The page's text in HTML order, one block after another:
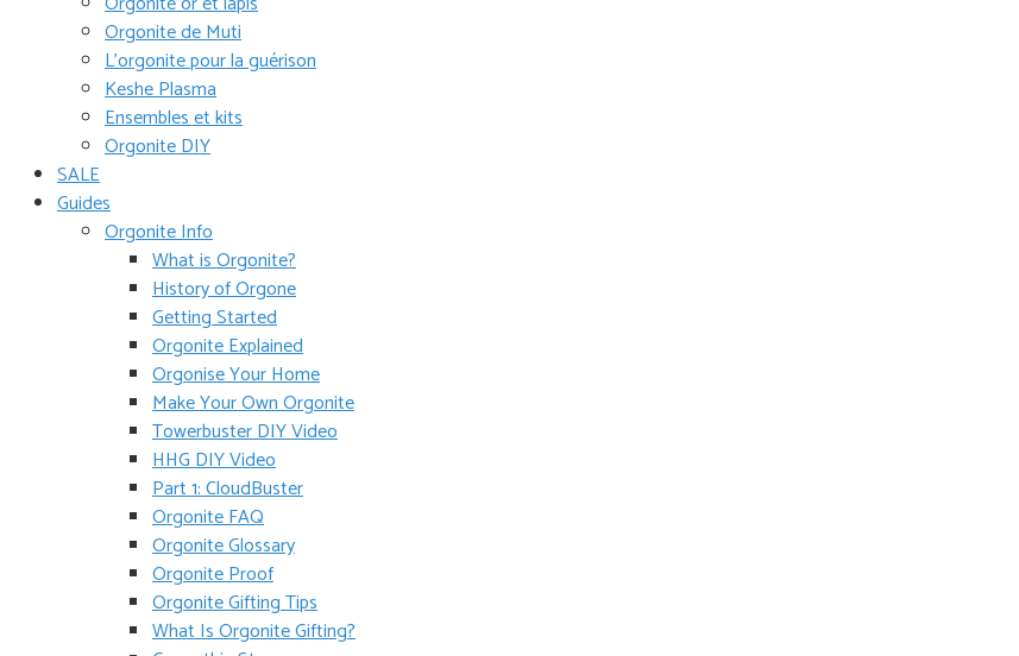
Orgonite de Muti
L’orgonite pour la guérison
Keshe Plasma
Ensembles et kits
Orgonite DIY
SALE
Guides
Orgonite Info
What is Orgonite?
History of Orgone
Getting Started
Orgonite Explained
Orgonise Your Home
Make Your Own Orgonite
Towerbuster DIY Video
HHG DIY Video
Part 1: CloudBuster
Orgonite FAQ
Orgonite Glossary
Orgonite Proof
Orgonite Gifting Tips
What Is Orgonite Gifting?